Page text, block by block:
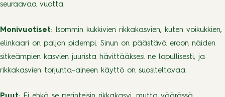
seuraavaa vuotta.
Monivuotiset: Isommin kukkivien rikkakasvien, kuten voikukkien,
elinkaari on paljon pidempi. Sinun on päästävä eroon näiden
sitkeämpien kasvien juurista hävittääksesi ne lopullisesti, ja
rikkakasvien torjunta-aineen käyttö on suositeltavaa.